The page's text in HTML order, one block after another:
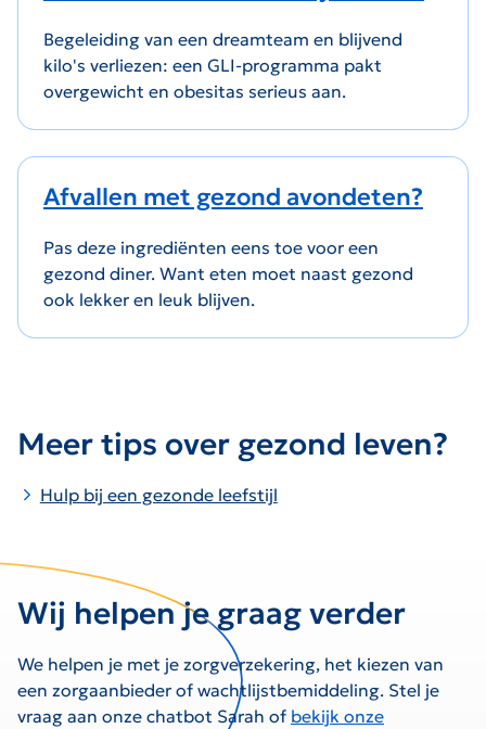
Begeleiding van een dreamteam en blijvend
kilo's verliezen: een GLI-programma pakt
overgewicht en obesitas serieus aan.
Afvallen met gezond avondeten?
Pas deze ingrediënten eens toe voor een
gezond diner. Want eten moet naast gezond
ook lekker en leuk blijven.
Meer tips over gezond leven?
Hulp bij een gezonde leefstijl
Wij helpen je graag verder
We helpen je met je zorgverzekering, het kiezen van
een zorgaanbieder of wachtlijstbemiddeling. Stel je
vraag aan onze chatbot Sarah of bekijk onze